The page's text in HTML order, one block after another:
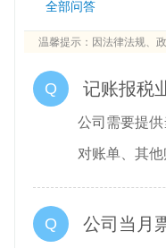
全部问答
温馨提示：因法律法规、
Q 记账报税
公司需要提
对账单、其
Q 公司当月